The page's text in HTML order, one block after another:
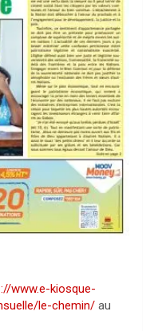
www.e-kiosque-
le-chemin/ au